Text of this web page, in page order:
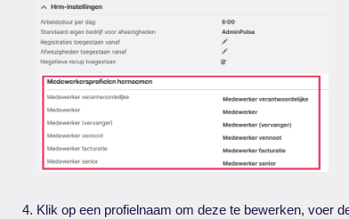
Klik op een profielnaam om deze te bewerken, voer